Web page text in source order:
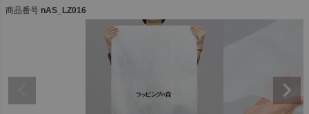
商品番号 nAS_LZ016